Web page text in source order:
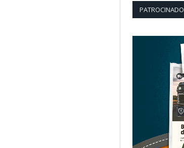
PATROCINADO